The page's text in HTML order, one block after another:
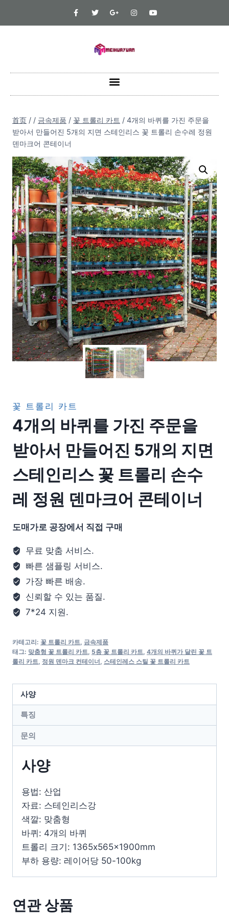
首页 / / 금속제품 / 꽃 트롤리 카트 / 4개의 바퀴를 가진 주문을
받아서 만들어진 5개의 지면 스테인리스 꽃 트롤리 손수레 정원
덴마크어 콘테이너
꽃 트롤리 카트
4개의 바퀴를 가진 주문을
받아서 만들어진 5개의 지면
스테인리스 꽃 트롤리 손수
레 정원 덴마크어 콘테이너
도매가로 공장에서 직접 구매
무료 맞춤 서비스.
빠른 샘플링 서비스.
가장 빠른 배송.
신뢰할 수 있는 품질.
7*24 지원.
카테고리: 꽃 트롤리 카트, 금속제품
태그: 맞춤형 꽃 트롤리 카트, 5층 꽃 트롤리 카트, 4개의 바퀴가 달린 꽃 트
롤리 카트, 정원 덴마크 컨테이너, 스테인레스 스틸 꽃 트롤리 카트
사양
특징
문의
사양
용법: 산업
자료: 스테인리스강
색깔: 맞춤형
바퀴: 4개의 바퀴
트롤리 크기: 1365x565x1900mm
부하 용량: 레이어당 50-100kg
연관 상품